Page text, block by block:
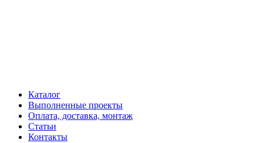
Каталог
Выполненные проекты
Оплата, доставка, монтаж
Статьи
Контакты